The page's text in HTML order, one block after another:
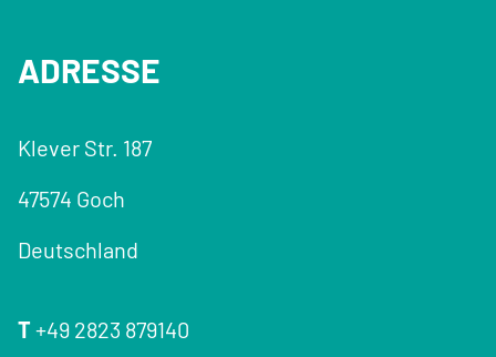
ADRESSE
Klever Str. 187
47574 Goch
Deutschland
T+49 2823 879140